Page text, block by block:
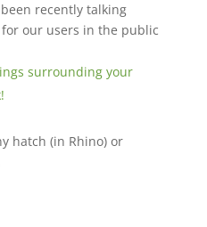
recently talking
our users in the public
surrounding your
hatch (in Rhino)or